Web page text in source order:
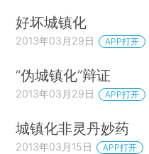
好坏城镇化
2013年03月29日 APP打开
“伪城镇化”辩证
2013年03月29日 APP打开
城镇化非灵丹妙药
2013年03月15日 APP打开